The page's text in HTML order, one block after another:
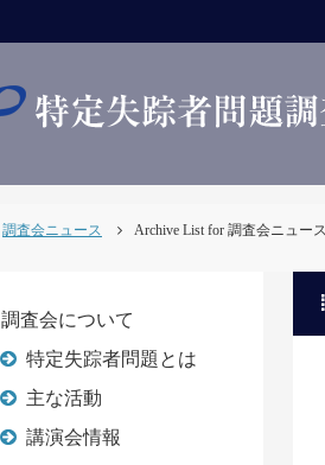
調査会ニュース Archive List for 調査会ニュー
調査会について
特定失踪者問題とは
主な活動
講演会情報